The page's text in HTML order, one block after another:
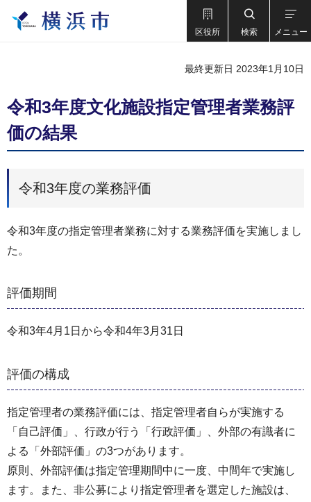
区役所 検索 メニュー
最終更新日 2023年1月10日
令和3年度文化施設指定管理者業務評
価の結果
令和3年度の業務評価
令和3年度の指定管理者業務に対する業務評価を実施しまし
た。
評価期間
令和3年4月1日から令和4年3月31日
評価の構成
指定管理者の業務評価には、指定管理者自らが実施する
「自己評価」、行政が行う「行政評価」、外部の有識者に
よる「外部評価」の3つがあります。
原則、外部評価は指定管理期間中に一度、中間年で実施し
ます。また、非公募により指定管理者を選定した施設は、